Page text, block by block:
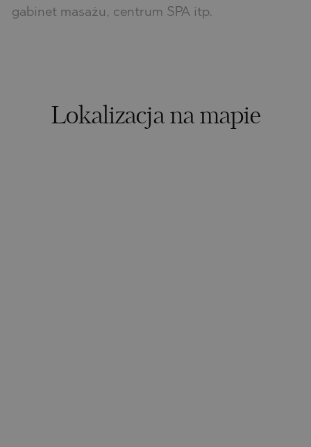
gabinet masażu, centrum SPA itp.
Lokalizacja na mapie